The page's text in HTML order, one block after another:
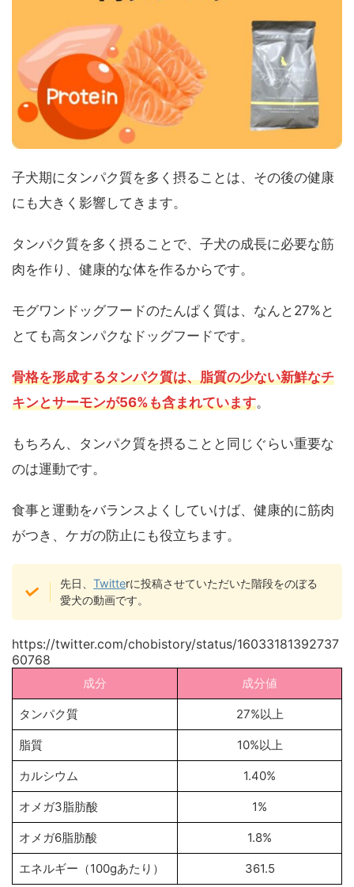
子犬期にタンパク質を多く摂ることは、その後の健康
にも大きく影響してきます。
タンパク質を多く摂ることで、子犬の成長に必要な筋
肉を作り、健康的な体を作るからです。
モグワンドッグフードのたんぱく質は、なんと27%と
とても高タンパクなドッグフードです。
骨格を形成するタンパク質は、脂質の少ない新鮮なチ
キンとサーモンが56%も含まれています。
もちろん、タンパク質を摂ることと同じぐらい重要な
のは運動です。
食事と運動をバランスよくしていけば、健康的に筋肉
がつき、ケガの防止にも役立ちます。
先日、Twitterに投稿させていただいた階段をのぼる
愛犬の動画です。
https://twitter.com/chobistory/status/16033181392737
60768
成分 成分値
タンパク質 27%以上
脂質 10%以上
カルシウム 1.40%
オメガ3脂肪酸 1%
オメガ6脂肪酸 1.8%
エネルギー（100gあたり） 361.5